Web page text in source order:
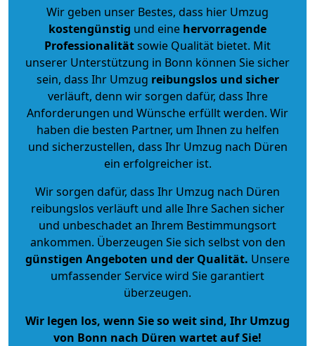
Wir geben unser Bestes, dass hier Umzug
kostengünstig und eine hervorragende
Professionalitätsowie Qualität bietet. Mit
unserer Unterstützung in Bonn können Sie sicher
sein, dass Ihr Umzug reibungslos und sicher
verläuft, denn wir sorgen dafür, dass Ihre
Anforderungen und Wünsche erfüllt werden. Wir
haben die besten Partner, um Ihnen zu helfen
und sicherzustellen, dass Ihr Umzug nach Düren
ein erfolgreicher ist.
Wir sorgen dafür, dass Ihr Umzug nach Düren
reibungslos verläuft und alle Ihre Sachen sicher
und unbeschadet an Ihrem Bestimmungsort
ankommen. Überzeugen Sie sich selbst von den
günstigen Angeboten und der Qualität. Unsere
umfassender Service wird Sie garantiert
überzeugen.
Wir legen los, wenn Sie so weit sind, Ihr Umzug
von Bonn nach Düren wartet auf Sie!